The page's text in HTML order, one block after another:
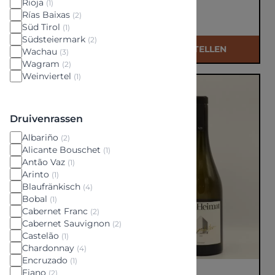
Rioja (1)
Rías Baixas (2)
Süd Tirol (1)
Südsteiermark (2)
Wachau (3)
Wagram (2)
Weinviertel (1)
Druivenrassen
Albariño (2)
Alicante Bouschet (1)
Antão Vaz (1)
Arinto (1)
Blaufränkisch (4)
Bobal (1)
Cabernet Franc (2)
Cabernet Sauvignon (2)
Castelão (1)
Chardonnay (4)
Encruzado (1)
Fiano (2)
€ 32,00
BESTELLEN BESTELLEN